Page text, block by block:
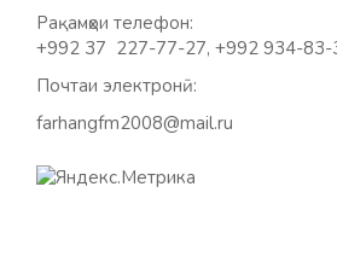
Рақамҳои телефон:
+992 37 227-77-27, +992 934-83-
Почтаи электронӣ:
farhangfm2008@mail.ru